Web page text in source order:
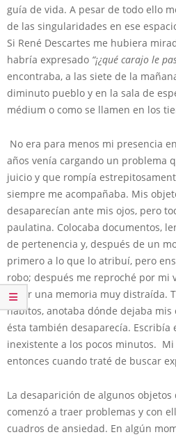
guía de vida. A pesar de todo ello
de las singularidades en ese
Si René Descartes me hubiera
habría expresado “¡¿qué carajo le
encontraba, a las siete de la
diminuto pueblo y en la sala de
médium o como se llamen en los
No era para menos mi presencia
años venía cargando un problema
juicio y que rompía
siempre me acompañaba. Mis
desaparecían ante mis ojos, pero
paulatina. Colocaba documentos,
de pertenencia y, después de un
primero a lo que lo atribuí, pero
robo; después me reproché por mi
tener una memoria muy distraída.
hábitos, anotaba dónde dejaba
ésta también desaparecía.
inexistente a los pocos minutos.
entonces cuando traté de buscar
La desaparición de algunos
comenzó a traer problemas y con
cuadros de ansiedad. En algún